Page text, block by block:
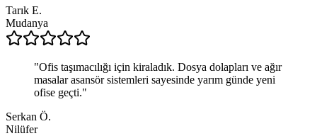
Tarık E.
Mudanya
"Ofis taşımacılığı için kiraladık. Dosya dolapları ve ağır
masalar asansör sistemleri sayesinde yarım günde yeni
ofise geçti."
Serkan Ö.
Nilüfer